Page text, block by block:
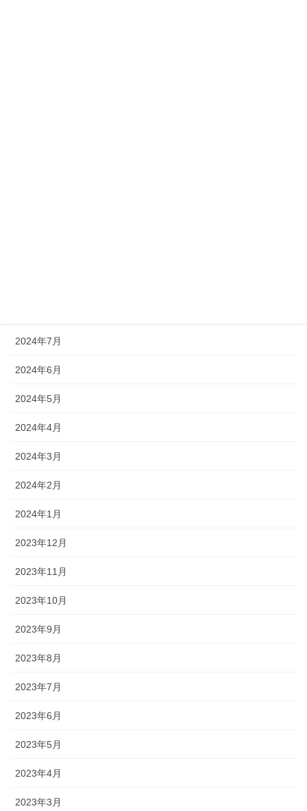
2024年7月
2024年6月
2024年5月
2024年4月
2024年3月
2024年2月
2024年1月
2023年12月
2023年11月
2023年10月
2023年9月
2023年8月
2023年7月
2023年6月
2023年5月
2023年4月
2023年3月